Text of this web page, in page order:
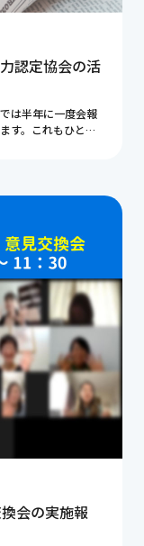
認定協会の活
は半年に一度会報
す。これもひとえ
会の実施報